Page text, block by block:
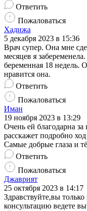
Ответить
Пожаловаться
Хадижа
5 декабря 2023 в 15:36
Врач супер. Она мне
месяцев я
беременная 18 недель.
нравится она.
Ответить
Пожаловаться
Иман
19 ноября 2023 в 13:29
Очень ей благодарна за
расскажет подробно
Самые добрые глаза и
Ответить
Пожаловаться
Джаврият
25 октября 2023 в 14:17
Здравствуйте,вы
консультацию ведете